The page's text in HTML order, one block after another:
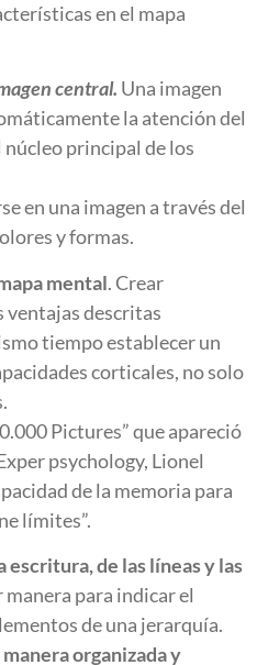
en el mapa
central. Una imagen
la atención del
núcleo principal de los
en una imagen a través del
y formas.
mental. Crear
ventajas descritas
tiempo establecer un
corticales, no solo
Pictures” que apareció
psychology, Lionel
de la memoria para
límites”.
escritura, de las líneas y las
manera para indicar el
de una jerarquía.
organizada y